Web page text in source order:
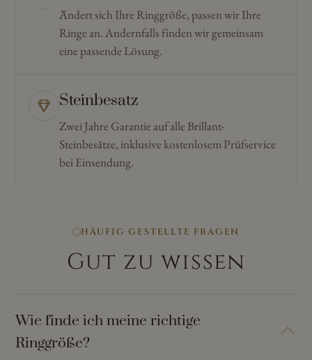
Ändert sich Ihre Ringgröße, passen wir Ihre
Ringe an. Andernfalls finden wir gemeinsam
eine passende Lösung.
Steinbesatz
Zwei Jahre Garantie auf alle Brillant-
Steinbesätze, inklusive kostenlosem Prüfservice
bei Einsendung.
HÄUFIG GESTELLTE FRAGEN
Gut zu wissen
Wie finde ich meine richtige
Ringgröße?